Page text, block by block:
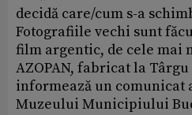
decidă care/cum s-a
Fotografiile vechi sunt
film argentic, de cele mai
AZOPAN, fabricat la Târgu
informează un comunicat
Muzeului Municipiului